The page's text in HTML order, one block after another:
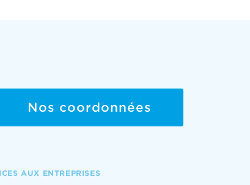
Nos coordonnées
AUX ENTREPRISES